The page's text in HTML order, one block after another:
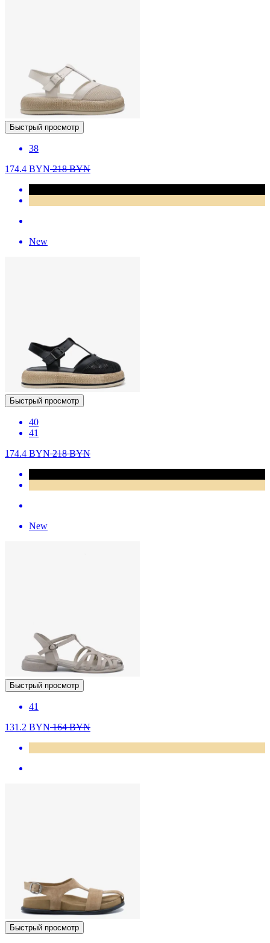
Быстрый просмотр
38
174.4 BYN218BYN
New
Быстрый просмотр
40
41
174.4 BYN218BYN
New
Быстрый просмотр
41
131.2 BYN164BYN
Быстрый просмотр